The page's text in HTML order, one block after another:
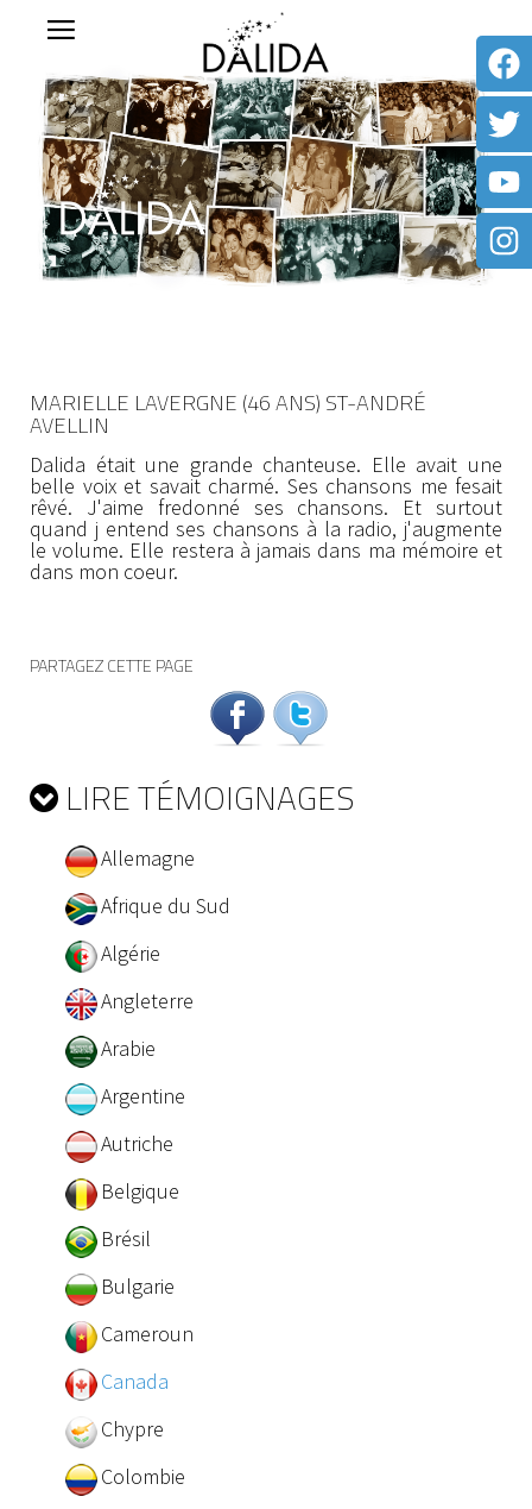
MARIELLE LAVERGNE (46 ANS) ST-ANDRÉ
AVELLIN
Dalida était une grande chanteuse. Elle avait une
belle voix et savait charmé. Ses chansons me fesait
rêvé. J'aime fredonné ses chansons. Et surtout
quand j entend ses chansons à la radio, j'augmente
le volume. Elle restera à jamais dans ma mémoire et
dans mon coeur.
PARTAGEZ CETTE PAGE
LIRE TÉMOIGNAGES
Allemagne
Afrique du Sud
Algérie
Angleterre
Arabie
Argentine
Autriche
Belgique
Brésil
Bulgarie
Cameroun
Canada
Chypre
Colombie